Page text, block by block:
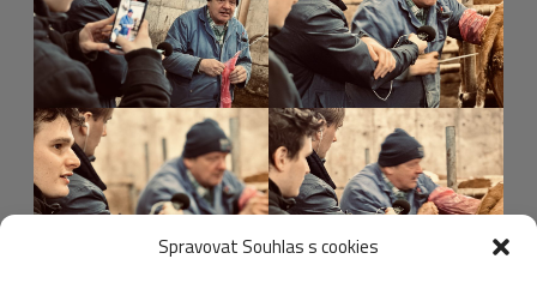
Spravovat Souhlas s cookies